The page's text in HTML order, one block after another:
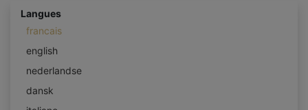
Langues
francais
english
nederlandse
dansk